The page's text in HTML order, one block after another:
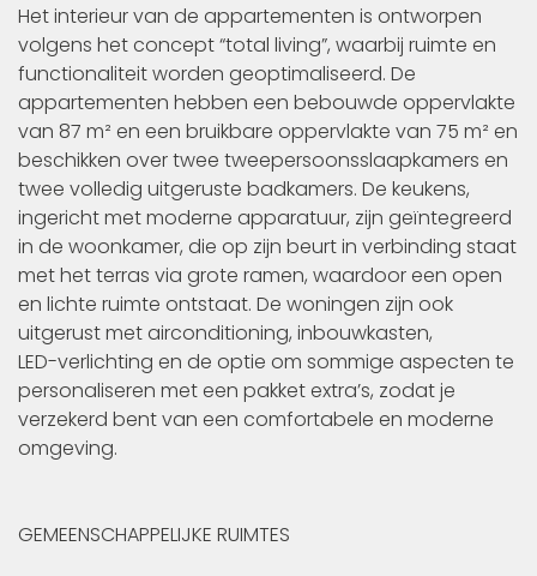
Het interieur van de appartementen is ontworpen
volgens het concept “total living”, waarbij ruimte en
functionaliteit worden geoptimaliseerd. De
appartementen hebben een bebouwde oppervlakte
van 87 m² en een bruikbare oppervlakte van 75 m² en
beschikken over twee tweepersoonsslaapkamers en
twee volledig uitgeruste badkamers. De keukens,
ingericht met moderne apparatuur, zijn geïntegreerd
in de woonkamer, die op zijn beurt in verbinding staat
met het terras via grote ramen, waardoor een open
en lichte ruimte ontstaat. De woningen zijn ook
uitgerust met airconditioning, inbouwkasten,
LED-verlichting en de optie om sommige aspecten te
personaliseren met een pakket extra’s, zodat je
verzekerd bent van een comfortabele en moderne
omgeving.
GEMEENSCHAPPELIJKE RUIMTES